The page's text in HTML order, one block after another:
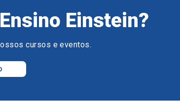
Einstein?
cursos e eventos.